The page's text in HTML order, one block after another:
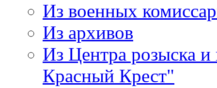
Из военных
Из архивов
Из Центра розыска
Красный Крест"